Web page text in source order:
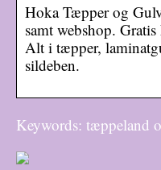
Hoka Tæpper og
samt webshop.
Alt i tæpper,
sildeben.
Keywords: tæppeland